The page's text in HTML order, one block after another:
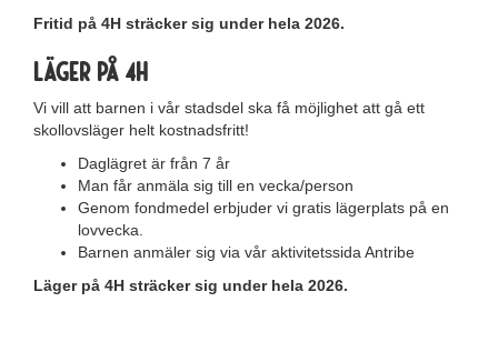
Fritid på 4H sträcker sig under hela 2026.
Läger på 4H
Vi vill att barnen i vår stadsdel ska få möjlighet att gå ett
skollovsläger helt kostnadsfritt!
Daglägret är från 7 år
Man får anmäla sig till en vecka/person
Genom fondmedel erbjuder vi gratis lägerplats på en
lovvecka.
Barnen anmäler sig via vår aktivitetssida Antribe
Läger på 4H sträcker sig under hela 2026.